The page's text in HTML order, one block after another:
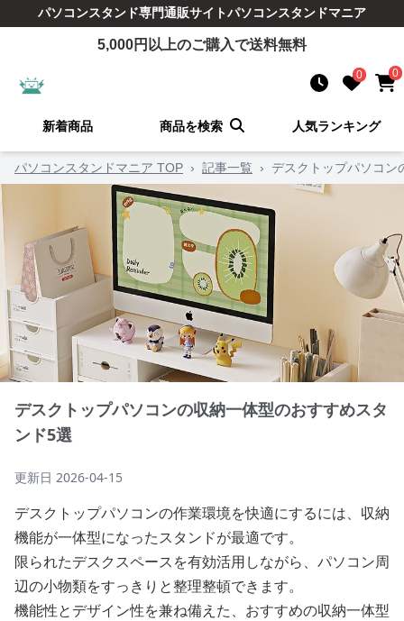
パソコンスタンド専門通販サイトパソコンスタンドマニア
5,000円以上のご購入で送料無料
0 0
新着商品 商品を検索 人気ランキング
パソコンスタンドマニア TOP › 記事一覧 › デスクトップパソコン
デスクトップパソコンの収納一体型のおすすめスタ
ンド5選
更新日 2026-04-15
デスクトップパソコンの作業環境を快適にするには、収納
機能が一体型になったスタンドが最適です。
限られたデスクスペースを有効活用しながら、パソコン周
辺の小物類をすっきりと整理整頓できます。
機能性とデザイン性を兼ね備えた、おすすめの収納一体型